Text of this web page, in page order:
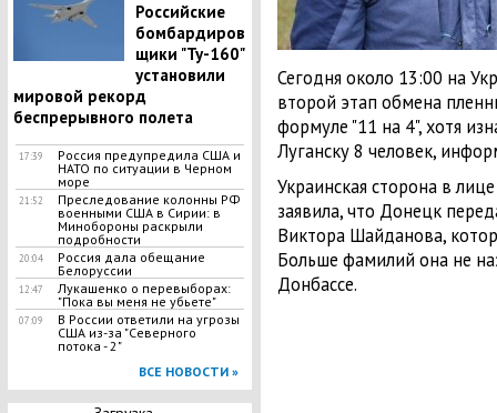
Российские
бомбардиров
щики "Ту-160"
установили
мировой рекорд
беспрерывного полета
17:39
Россия предупредила США и
НАТО по ситуации в Черном
море
21:52
Преследование колонны РФ
военными США в Сирии: в
Минобороны раскрыли
подробности
20:04
Россия дала обещание
Белоруссии
12:47
​Лукашенко о перевыборах:
"Пока вы меня не убьете"
07:09
В России ответили на угрозы
США из-за "Северного
потока - 2"
ВСЕ НОВОСТИ »
Сегодня около 13:00 на
второй этап обмена
формуле "11 на 4", хотя
Луганску 8 человек,
Украинская сторона в
заявила, что Донецк
Виктора Шайданова,
Больше фамилий она не
Донбассе.